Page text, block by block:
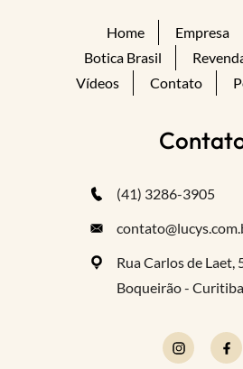
Home Empresa
Botica Brasil
Vídeos
Contato
(41) 3286-3905
Rua Carlos de Laet,
Boqueirão -